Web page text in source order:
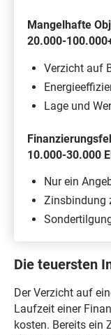
Mangelhafte
20.000-
Verzicht auf
Lage und
10.000-30.000
Nur ein
Zinsbindung
Die teuersten
Der Verzicht auf
Laufzeit einer
kosten. Bereits ein